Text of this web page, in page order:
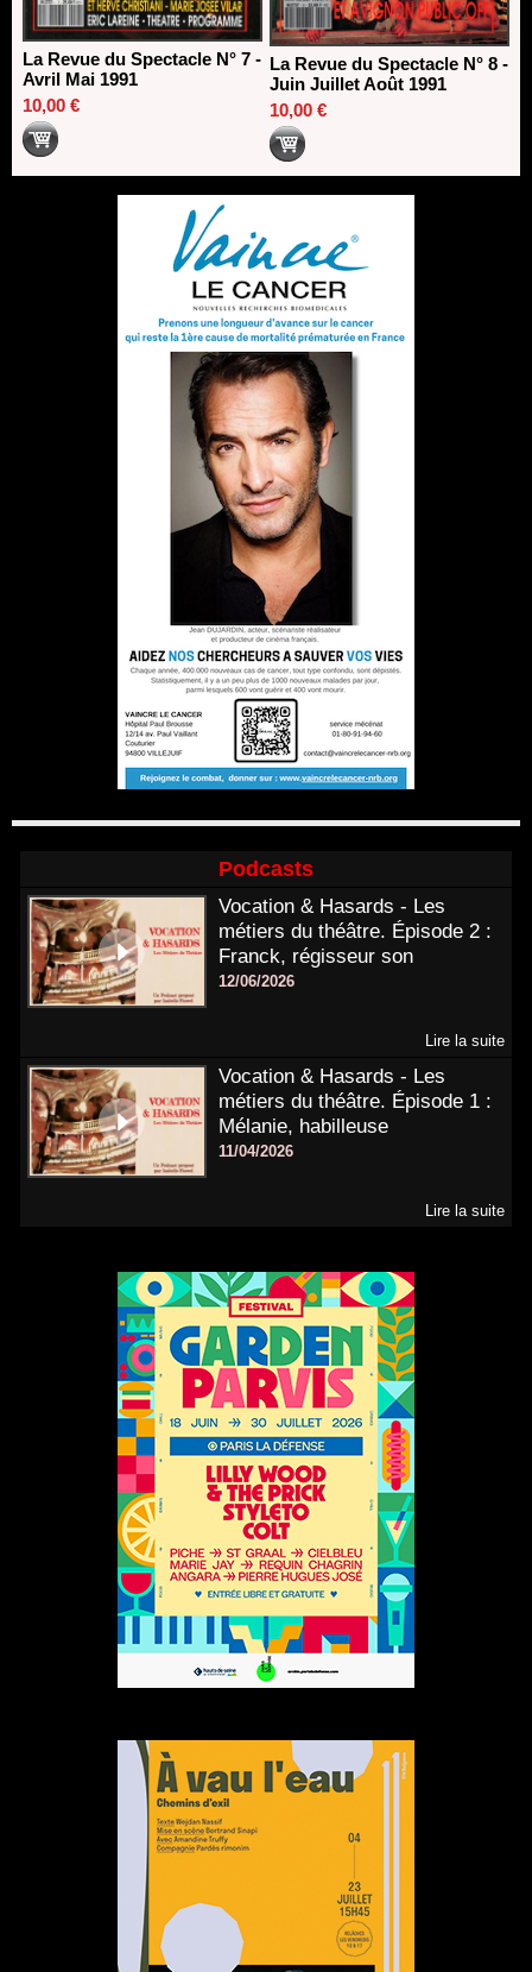
La Revue du Spectacle N° 7 -
Avril Mai 1991
10,00 €
La Revue du Spectacle N° 8 -
Juin Juillet Août 1991
10,00 €
Podcasts
Vocation & Hasards - Les
métiers du théâtre. Épisode 2 :
Franck, régisseur son
12/06/2026
Lire la suite
Vocation & Hasards - Les
métiers du théâtre. Épisode 1 :
Mélanie, habilleuse
11/04/2026
Lire la suite